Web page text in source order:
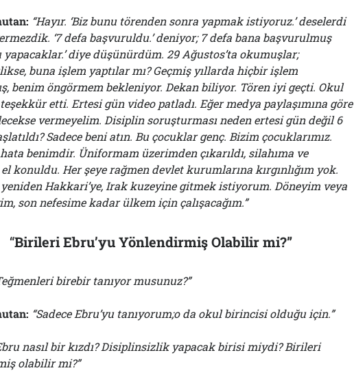
“Hayır. ‘Biz bunu törenden sonra yapmak istiyoruz.’ deselerdi
‘7 defa başvuruldu.’ deniyor; 7 defa bana başvurulmuş
yapacaklar.’ diye düşünürdüm. 29 Ağustos’ta okumuşlar;
buna işlem yaptılar mı? Geçmiş yıllarda hiçbir işlem
benim öngörmem bekleniyor. Dekan biliyor. Tören iyi geçti. Okul
etti. Ertesi gün video patladı. Eğer medya paylaşımına göre
vermeyelim. Disiplin soruşturması neden ertesi gün değil 6
Sadece beni atın. Bu çocuklar genç. Bizim çocuklarımız.
hata benimdir. Üniformam üzerimden çıkarıldı, silahıma ve
konuldu. Her şeye rağmen devlet kurumlarına kırgınlığım yok.
yeniden Hakkari’ye, Irak kuzeyine gitmek istiyorum. Döneyim veya
son nefesime kadar ülkem için çalışacağım.”
“Birileri Ebru’yu Yönlendirmiş Olabilir mi?”
birebir tanıyor musunuz?”
“Sadece Ebru’yu tanıyorum;oda okul birincisi olduğu için.”
nasıl bir kızdı? Disiplinsizlik yapacak birisi miydi? Birileri
olabilir mi?”